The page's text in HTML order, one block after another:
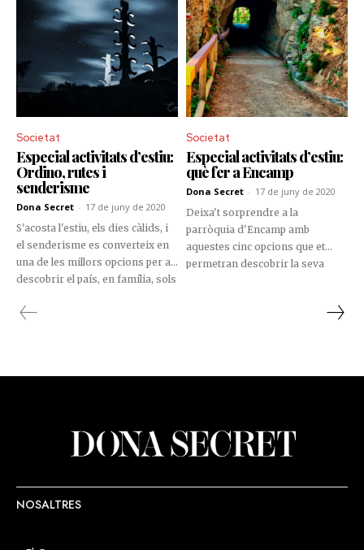
Societat
Especial activitats d’estiu:
Ordino, rutes i
senderisme
Dona Secret - 17 de juny de 2020
S'acosta l'estiu, els dies càlids, i
el senderisme es converteix en
una de les millors opcions per a
descobrir el país, en família, sols
possibles opcions per a gaudir
Societat
Especial activitats d’estiu:
què fer a Encamp
Dona Secret - 17 de juny de 2020
Deixa't sorprendre a la
parròquia d'Encamp amb
aquestes cinc opcions que et
permetran descobrir la seva
NOSALTRES